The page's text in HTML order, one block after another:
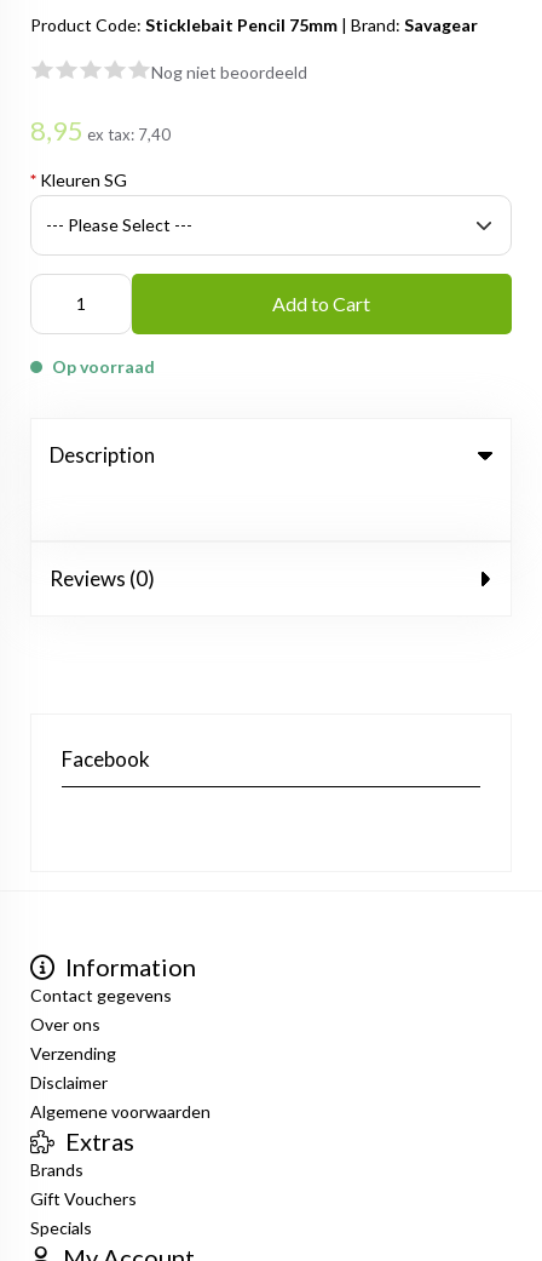
Product Code: Sticklebait Pencil 75mm | Brand: Savagear
Nog niet beoordeeld
8,95 ex tax: 7,40
* Kleuren SG
Add to Cart
Op voorraad
Description
Reviews (0)
Facebook
Information
Contact gegevens
Over ons
Verzending
Disclaimer
Algemene voorwaarden
Extras
Brands
Gift Vouchers
Specials